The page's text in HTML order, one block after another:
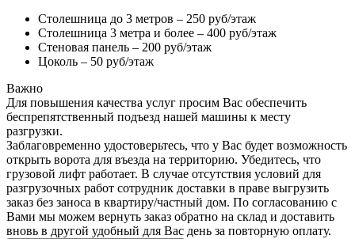
Столешница до 3 метров – 250 руб/этаж
Столешница 3 метра и более – 400 руб/этаж
Стеновая панель – 200 руб/этаж
Цоколь – 50 руб/этаж
Важно
Для повышения качества услуг просим Вас обеспечить
беспрепятственный подъезд нашей машины к месту
разгрузки.
Заблаговременно удостоверьтесь, что у Вас будет возможность
открыть ворота для въезда на территорию. Убедитесь, что
грузовой лифт работает. В случае отсутствия условий для
разгрузочных работ сотрудник доставки в праве выгрузить
заказ без заноса в квартиру/частный дом. По согласованию с
Вами мы можем вернуть заказ обратно на склад и доставить
вновь в другой удобный для Вас день за повторную оплату.